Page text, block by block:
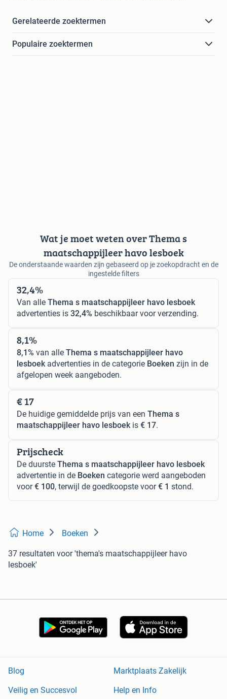
Gerelateerde zoektermen
Populaire zoektermen
Wat je moet weten over Thema s
maatschappijleer havo lesboek
De onderstaande waarden zijn gebaseerd op je zoekopdracht en de
ingestelde filters
32,4%
Van alle Thema s maatschappijleer havo lesboek
advertenties is 32,4% beschikbaar voor verzending.
8,1%
8,1% van alle Thema s maatschappijleer havo
lesboekadvertenties in de categorie Boeken zijn in de
afgelopen week aangeboden.
€ 17
De huidige gemiddelde prijs van een Thema s
maatschappijleer havo lesboekis € 17.
Prijscheck
De duurste Thema s maatschappijleer havo lesboek
advertentie in de Boeken categorie werd aangeboden
voor€ 100, terwijl de goedkoopste voor€ 1 stond.
Home Boeken
37 resultaten voor 'thema's maatschappijleer havo
lesboek'
Blog
Marktplaats Zakelijk
Veilig en Succesvol
Help en Info